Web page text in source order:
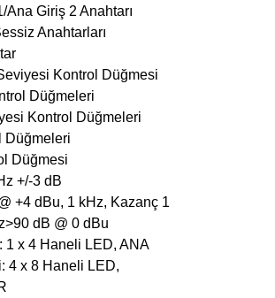
Ana Giriş 2 Anahtarı
Anahtarları
Kontrol Düğmesi
Düğmeleri
Kontrol Düğmeleri
Düğmeleri
Düğmesi
+/-3 dB
+4 dBu, 1 kHz, Kazanç 1
dB @ 0 dBu
1 x 4 Haneli LED, ANA
4 x 8 Haneli LED,